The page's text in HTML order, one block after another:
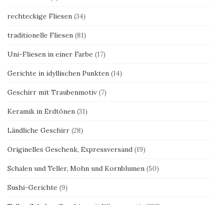
rechteckige Fliesen (34)
traditionelle Fliesen (81)
Uni-Fliesen in einer Farbe (17)
Gerichte in idyllischen Punkten (14)
Geschirr mit Traubenmotiv (7)
Keramik in Erdtönen (31)
Ländliche Geschirr (28)
Originelles Geschenk, Expressversand (19)
Schalen und Teller, Mohn und Kornblumen (50)
Sushi-Gerichte (9)